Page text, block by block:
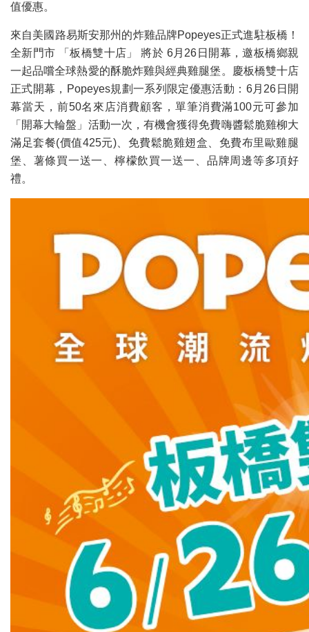
值優惠。
來自美國路易斯安那州的炸雞品牌Popeyes正式進駐板橋！
全新門市 「板橋雙十店」 將於 6月26日開幕，邀板橋鄉親
一起品嚐全球熱愛的酥脆炸雞與經典雞腿堡。慶板橋雙十店
正式開幕，Popeyes規劃一系列限定優惠活動：6月26日開
幕當天，前50名來店消費顧客，單筆消費滿100元可參加
「開幕大輪盤」活動一次，有機會獲得免費嗨醬鬆脆雞柳大
滿足套餐(價值425元)、免費鬆脆雞翅盒、免費布里歐雞腿
堡、薯條買一送一、檸檬飲買一送一、品牌周邊等多項好
禮。